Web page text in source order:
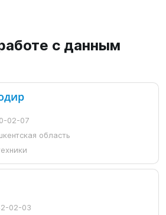
с данным
02-07
область
02-03